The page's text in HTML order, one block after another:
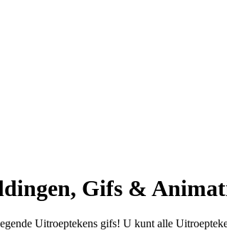
Gifs &
Uitroeptekens gifs! U kunt alle